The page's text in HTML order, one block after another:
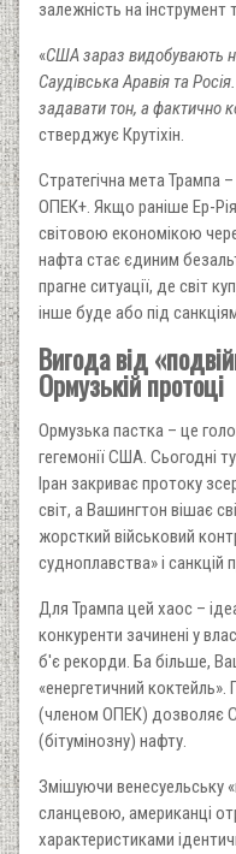
залежність на
«США зараз видобувають
Саудівська Аравія та
задавати тон, а фактично
стверджує Крутіхін.
Стратегічна мета Трампа
ОПЕК+. Якщо раніше Ер-
світовою економікою
нафта стає єдиним
прагне ситуації, де світ
інше буде або під
Вигода від
Ормузькій протоці
Ормузька пастка – це
гегемонії США. Сьогодні
Іран закриває протоку
світ, а Вашингтон вішає
жорсткий військовий
судноплавства» і санкцій
Для Трампа цей хаос –
конкуренти зачинені у
б'є рекорди. Ба більше,
«енергетичний
(членом ОПЕК) дозволяє
(бітумінозну) нафту.
Змішуючи венесуельську
сланцевою, американці
характеристиками